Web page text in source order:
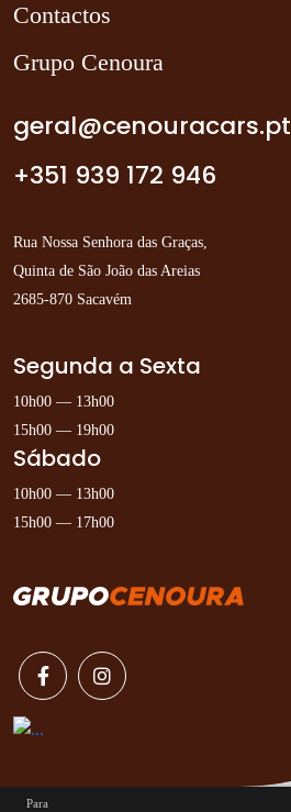
Contactos
Grupo Cenoura
geral@cenouracars.pt
+351 939 172 946
Rua Nossa Senhora das Graças,
Quinta de São João das Areias
2685-870 Sacavém
Segunda a Sexta
10h00 — 13h00
15h00 — 19h00
Sábado
10h00 — 13h00
15h00 — 17h00
Para